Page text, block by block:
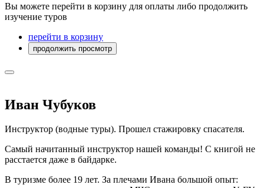
Вы можете перейти в корзину для оплаты либо продолжить
изучение туров
перейти в корзину
продолжить просмотр
Иван Чубуков
Инструктор (водные туры). Прошел стажировку спасателя.
Самый начитанный инструктор нашей команды! С книгой не
расстается даже в байдарке.
В туризме более 19 лет. За плечами Ивана большой опыт: